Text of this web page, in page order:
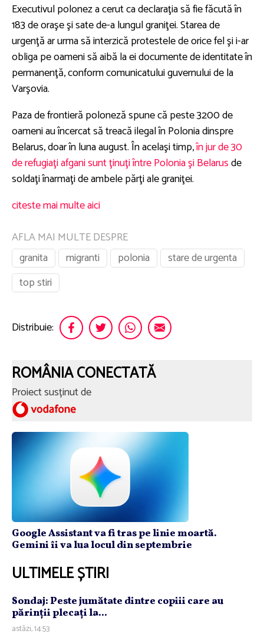
Executivul polonez a cerut ca declaraţia să fie făcută în
183 de oraşe şi sate de-a lungul graniţei. Starea de
urgenţă ar urma să interzică protestele de orice fel şi i-ar
obliga pe oameni să aibă la ei documente de identitate în
permanenţă, conform comunicatului guvernului de la
Varşovia.
Paza de frontieră poloneză spune că peste 3200 de
oameni au încercat să treacă ilegal în Polonia dinspre
Belarus, doar în luna august. În acelaşi timp,în jur de 30
de refugiaţi afgani sunt ţinuţi între Polonia şi Belarusde
soldaţi înarmaţi de ambele părţi ale graniţei.
citeste mai multe aici
AFLA MAI MULTE DESPRE
granita
migranti polonia
stare de urgenta
top stiri
Distribuie:
ROMÂNIA CONECTATĂ
Proiect susținut de
Google Assistant va fi tras pe linie moartă.
Gemini îi va lua locul din septembrie
ULTIMELE ȘTIRI
Sondaj: Peste jumătate dintre copiii care au
părinţii plecaţi la...
astăzi, 14:53